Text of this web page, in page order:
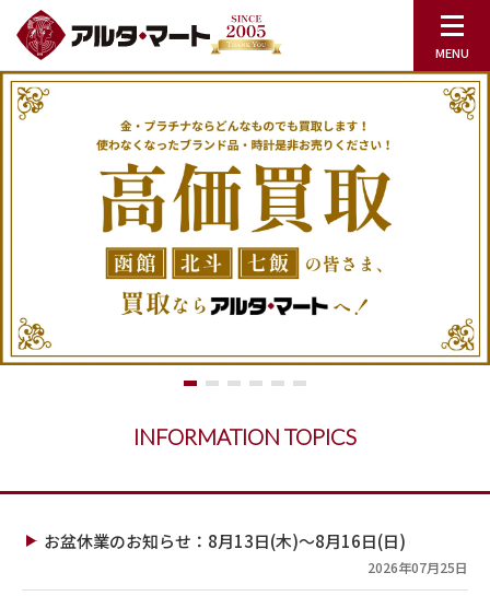
INFORMATION TOPICS
お盆休業のお知らせ：8月13日(木)～8月16日(日)
2026年07月25日